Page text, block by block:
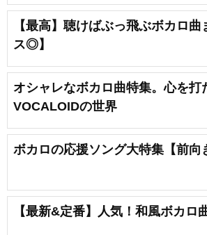
【最高】聴けばぶっ飛ぶボカロ
ス◎】
オシャレなボカロ曲特集。心を打
VOCALOIDの世界
ボカロの応援ソング大特集【前向
【最新&定番】人気！和風ボカロ